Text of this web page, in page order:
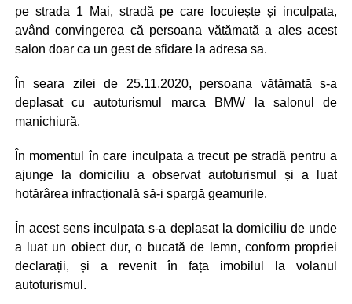
pe strada 1 Mai, stradă pe care locuiește și inculpata,
având convingerea că persoana vătămată a ales acest
salon doar ca un gest de sfidare la adresa sa.
În seara zilei de 25.11.2020, persoana vătămată s-a
deplasat cu autoturismul marca BMW la salonul de
manichiură.
În momentul în care inculpata a trecut pe stradă pentru a
ajunge la domiciliu a observat autoturismul și a luat
hotărârea infracțională să-i spargă geamurile.
În acest sens inculpata s-a deplasat la domiciliu de unde
a luat un obiect dur, o bucată de lemn, conform propriei
declarații, și a revenit în fața imobilul la volanul
autoturismul.